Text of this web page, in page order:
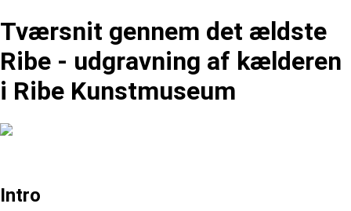
Tværsnit gennem det ældste
Ribe - udgravning af kælderen
i Ribe Kunstmuseum
Intro